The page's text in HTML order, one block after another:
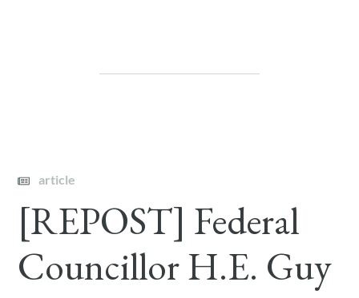
article
[REPOST] Federal
Councillor H.E. Guy